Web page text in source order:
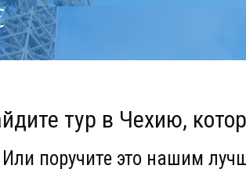
тур в Чехию,
Или поручите это нашим